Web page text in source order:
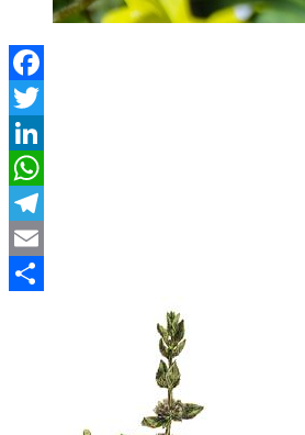
Facebook
Twitter
LinkedIn
WhatsApp
Telegram
Email